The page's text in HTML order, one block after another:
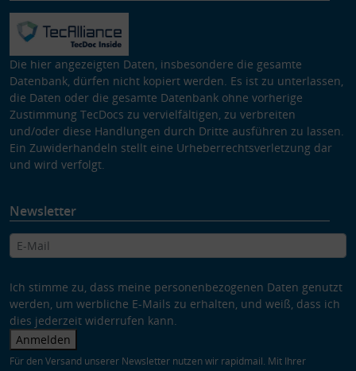
Die hier angezeigten Daten, insbesondere die gesamte
Datenbank, dürfen nicht kopiert werden. Es ist zu unterlassen,
die Daten oder die gesamte Datenbank ohne vorherige
Zustimmung TecDocs zu vervielfältigen, zu verbreiten
und/oder diese Handlungen durch Dritte ausführen zu lassen.
Ein Zuwiderhandeln stellt eine Urheberrechtsverletzung dar
und wird verfolgt.
Newsletter
Ich stimme zu, dass meine personenbezogenen Daten genutzt
werden, um werbliche E-Mails zu erhalten, und weiß, dass ich
dies jederzeit widerrufen kann.
Anmelden
Für den Versand unserer Newsletter nutzen wir rapidmail. Mit Ihrer